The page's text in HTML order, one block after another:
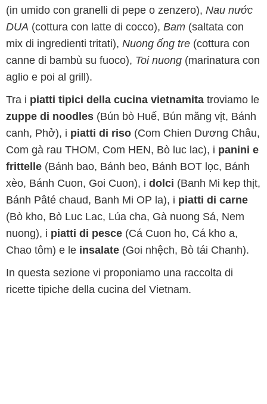
(in umido con granelli di pepe o zenzero), Nau nước
DUA (cottura con latte di cocco), Bam (saltata con
mix di ingredienti tritati), Nuong ống tre (cottura con
canne di bambù su fuoco), Toi nuong (marinatura con
aglio e poi al grill).
Tra i piatti tipici della cucina vietnamita troviamo le
zuppe di noodles (Bún bò Huế, Bún măng vịt, Bánh
canh, Phở), i piatti di riso (Com Chien Dương Châu,
Com gà rau THOM, Com HEN, Bò luc lac), i panini e
frittelle (Bánh bao, Bánh beo, Bánh BOT lọc, Bánh
xèo, Bánh Cuon, Goi Cuon), i dolci (Banh Mi kep thịt,
Bánh Pâté chaud, Banh Mi OP la), i piatti di carne
(Bò kho, Bò Luc Lac, Lúa cha, Gà nuong Sá, Nem
nuong), i piatti di pesce (Cá Cuon ho, Cá kho a,
Chao tôm) e le insalate (Goi nhệch, Bò tái Chanh).
In questa sezione vi proponiamo una raccolta di
ricette tipiche della cucina del Vietnam.